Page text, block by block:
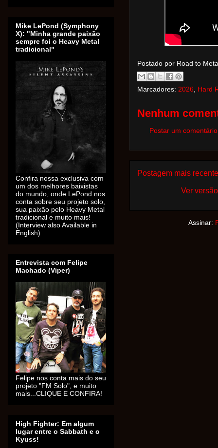
Postado por Road to
Marcadores: 2026, Hard
Nenhum
Postar um comentário
Postagem mais recente
Ver
Assinar:
Mike LePond (Symphony
X): "Minha grande paixão
sempre foi o Heavy Metal
tradicional"
Confira nossa exclusiva com
um dos melhores baixistas
do mundo, onde LePond nos
conta sobre seu projeto solo,
sua paixão pelo Heavy Metal
tradicional e muito mais!
(Interview also Available in
English)
Entrevista com Felipe
Machado (Viper)
Felipe nos conta mais do seu
projeto "FM Solo", e muito
mais...CLIQUE E CONFIRA!
High Fighter: Em algum
lugar entre o Sabbath e o
Kyuss!